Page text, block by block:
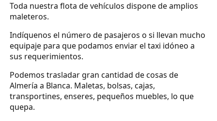
Toda nuestra flota de vehículos dispone de amplios
maleteros.
Indíquenos el número de pasajeros o si llevan mucho
equipaje para que podamos enviar el taxi idóneo a
sus requerimientos.
Podemos trasladar gran cantidad de cosas de
Almería a Blanca. Maletas, bolsas, cajas,
transportines, enseres, pequeños muebles, lo que
quepa.